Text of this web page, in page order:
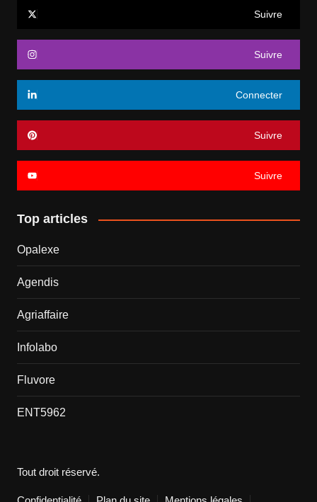
Suivre
Suivre
Connecter
Suivre
Suivre
Top articles
Opalexe
Agendis
Agriaffaire
Infolabo
Fluvore
ENT5962
Tout droit réservé.